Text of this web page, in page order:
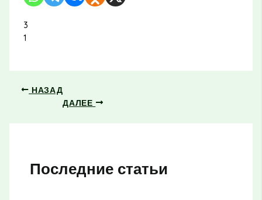
3
1
НАЗАД
ДАЛЕЕ
Последние статьи